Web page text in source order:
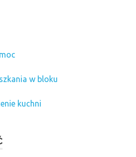
w bloku
kuchni